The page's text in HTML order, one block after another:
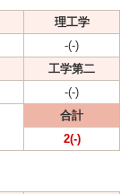
理工学
-(-)
工学第二
-(-)
合計
2(-)